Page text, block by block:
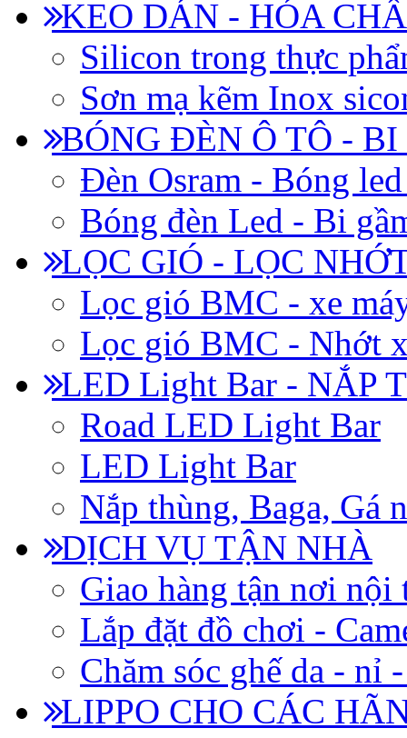
KEO DÁN - HÓA
Silicon trong thực
Sơn mạ kẽm Inox
BÓNG ĐÈN Ô TÔ -
Đèn Osram - Bóng
Bóng đèn Led - Bi
LỌC GIÓ - LỌC
Lọc gió BMC - xe
Lọc gió BMC - Nhớt
LED Light Bar - NẮP
Road LED Light Bar
LED Light Bar
Nắp thùng, Baga, Gá
DỊCH VỤ TẬN NHÀ
Giao hàng tận nơi nội
Lắp đặt đồ chơi -
Chăm sóc ghế da - nỉ
LIPPO CHO CÁC